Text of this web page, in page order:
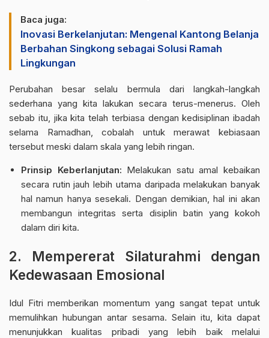
Baca juga:
Inovasi Berkelanjutan: Mengenal Kantong Belanja
Berbahan Singkong sebagai Solusi Ramah
Lingkungan
Perubahan besar selalu bermula dari langkah-langkah
sederhana yang kita lakukan secara terus-menerus. Oleh
sebab itu, jika kita telah terbiasa dengan kedisiplinan ibadah
selama Ramadhan, cobalah untuk merawat kebiasaan
tersebut meski dalam skala yang lebih ringan.
Prinsip Keberlanjutan: Melakukan satu amal kebaikan
secara rutin jauh lebih utama daripada melakukan banyak
hal namun hanya sesekali. Dengan demikian, hal ini akan
membangun integritas serta disiplin batin yang kokoh
dalam diri kita.
2. Mempererat Silaturahmi dengan
Kedewasaan Emosional
Idul Fitri memberikan momentum yang sangat tepat untuk
memulihkan hubungan antar sesama. Selain itu, kita dapat
menunjukkan kualitas pribadi yang lebih baik melalui